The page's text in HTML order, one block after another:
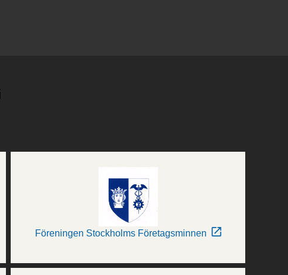
Föreningen Stockholms Företagsminnen